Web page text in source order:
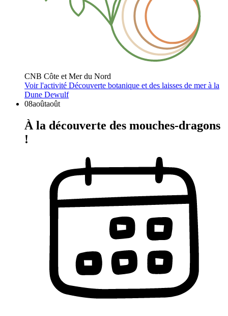
CNB Côte et Mer du Nord
Voir l'activité Découverte botanique et des laisses de mer à la
Dune Dewulf
08aoûtaoût
À la découverte des mouches-dragons
!